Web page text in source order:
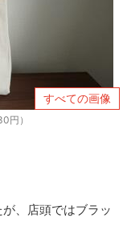
すべての画像
円）
、店頭ではブラッ